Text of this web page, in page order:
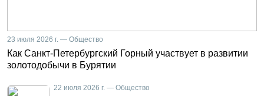
23 июля 2026 г. — Общество
Как Санкт-Петербургский Горный участвует в развитии
золотодобычи в Бурятии
22 июля 2026 г. — Общество